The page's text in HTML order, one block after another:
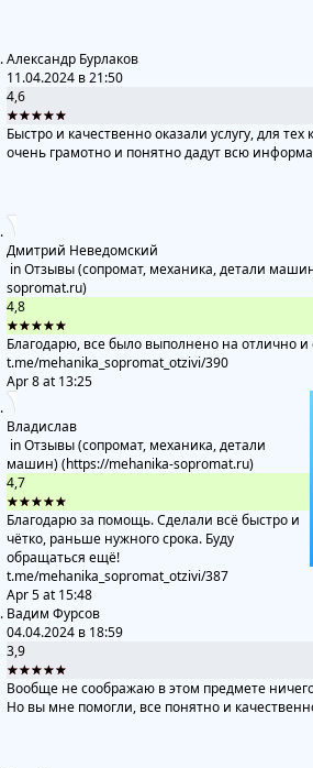
Александр Бурлаков
11.04.2024 в 21:50
4,6
★★★★★
Быстро и качественно оказали услугу, для
очень грамотно и понятно дадут всю
Дмитрий Неведомский
inОтзывы (сопромат, механика, детали
sopromat.ru)
4,8
★★★★★
Благодарю, все было выполнено на отлично и
t.me/mehanika_sopromat_otzivi/390
Apr 8 at 13:25
Владислав
inОтзывы (сопромат, механика, детали
машин) (https://mehanika-sopromat.ru)
4,7
★★★★★
Благодарю за помощь. Сделали всё быстро и
чётко, раньше нужного срока. Буду
обращаться ещё!
t.me/mehanika_sopromat_otzivi/387
Apr 5 at 15:48
Вадим Фурсов
04.04.2024 в 18:59
3,9
★★★★★
Вообще не соображаю в этом предмете
Но вы мне помогли, все понятно и